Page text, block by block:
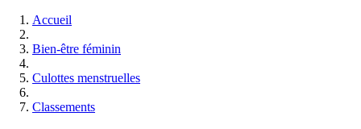
Accueil
Bien-être féminin
Culottes menstruelles
Classements